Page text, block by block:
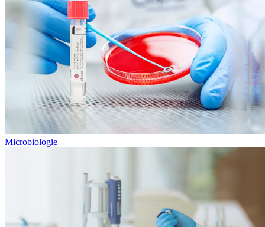
Microbiologie